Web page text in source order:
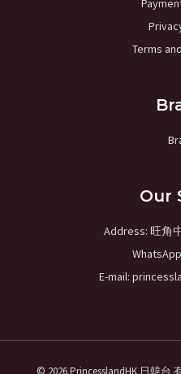
Terms
Our
Address: 旺角
E-mail:
© 2026 PrincesslandHK ​日韓台